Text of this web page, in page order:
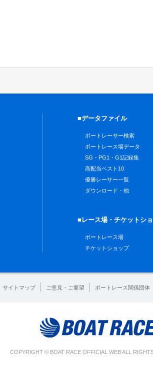
■データファイル
ボートレーサー検索
ボートレース場データ
SG・PG1・G1記録集
高配当ベスト10
優勝レーサー一覧
ダウンロード・他
■レース場・チケットシ
ボートレース場
チケットショップ
サイトマップ ご意見・ご要望 ボートレース関係団体
COPYRIGHT © BOAT RACE OFFICIAL WEB ALL